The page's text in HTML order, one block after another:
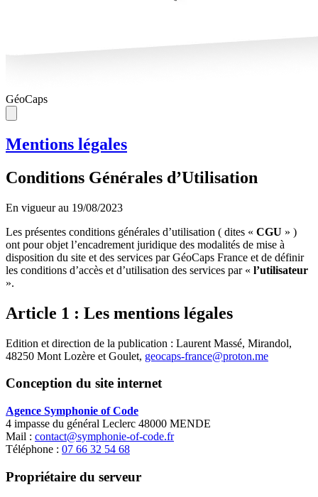
GéoCaps
Mentions légales
Conditions Générales d’Utilisation
En vigueur au 19/08/2023
Les présentes conditions générales d’utilisation ( dites « CGU » )
ont pour objet l’encadrement juridique des modalités de mise à
disposition du site et des services par GéoCaps France et de définir
les conditions d’accès et d’utilisation des services par « l’utilisateur
».
Article 1 : Les mentions légales
Edition et direction de la publication : Laurent Massé, Mirandol,
48250 Mont Lozère et Goulet, geocaps-france@proton.me
Conception du site internet
Agence Symphonie of Code
4 impasse du général Leclerc 48000 MENDE
Mail : contact@symphonie-of-code.fr
Téléphone : 07 66 32 54 68
Propriétaire du serveur